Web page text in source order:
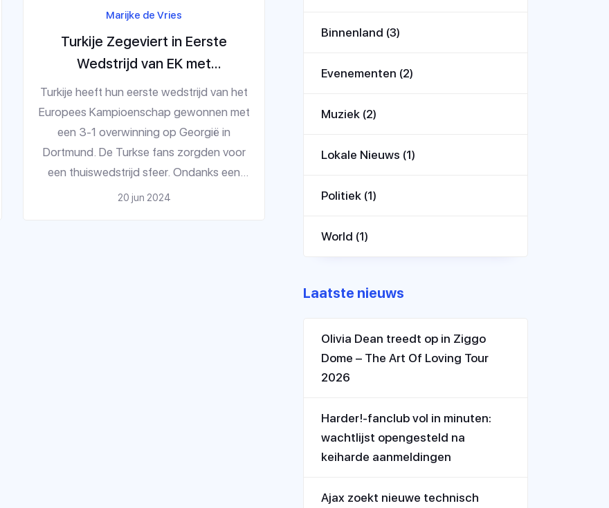
Marijke de Vries
Turkije Zegeviert in Eerste
Wedstrijd van EK met
Schitterende Doelpunten tegen
Georgië
Turkije heeft hun eerste wedstrijd van het
Europees Kampioenschap gewonnen met
een 3-1 overwinning op Georgië in
Dortmund. De Turkse fans zorgden voor
een thuiswedstrijd sfeer. Ondanks een
sterke start van Georgië, herpakte Turkije
20 jun 2024
Binnenland (3)
Evenementen (2)
Muziek (2)
Lokale Nieuws (1)
Politiek (1)
World (1)
Laatste nieuws
Olivia Dean treedt op in Ziggo
Dome – The Art Of Loving Tour
2026
Harder!-fanclub vol in minuten:
wachtlijst opengesteld na
keiharde aanmeldingen
Ajax zoekt nieuwe technisch